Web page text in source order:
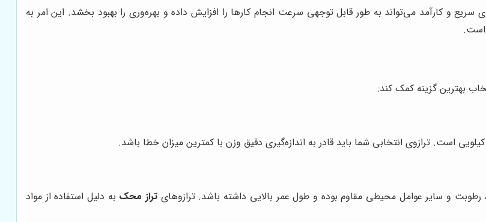
و کارآمد می‌تواند به طور قابل توجهی سرعت انجام کارها را افزایش داده و بهره‌وری را بهبود بخشد. این امر به
است.
رطوبت و سایر عوامل محیطی مقاوم بوده و طول عمر بالایی داشته باشد. ترازوهای تراز محک به دلیل استفاده از مواد